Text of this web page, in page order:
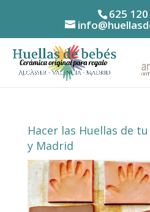
625 120
Hacer las Huellas de
y Madrid